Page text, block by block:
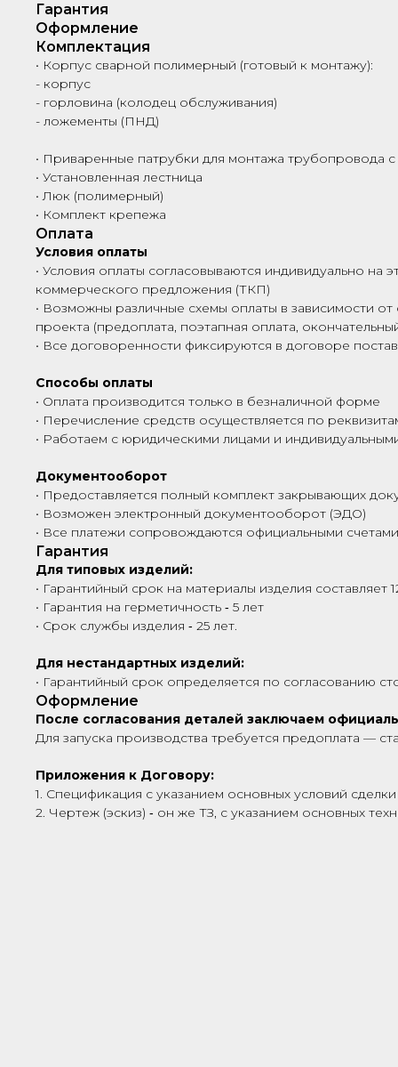
Гарантия
Оформление
Комплектация
• Корпус сварной полимерный (готовый к монтажу):
- корпус
- горловина (колодец обслуживания)
- ложементы (ПНД)
• Приваренные патрубки для монтажа трубопровода
• Установленная лестница
• Люк (полимерный)
• Комплект крепежа
Оплата
Условия оплаты
• Условия оплаты согласовываются индивидуально на
коммерческого предложения (ТКП)
• Возможны различные схемы оплаты в зависимости от
проекта (предоплата, поэтапная оплата,
• Все договоренности фиксируются в договоре
Способы оплаты
• Оплата производится только в безналичной форме
• Перечисление средств осуществляется по
• Работаем с юридическими лицами и
Документооборот
• Предоставляется полный комплект закрывающих
• Возможен электронный документооборот (ЭДО)
• Все платежи сопровождаются официальными
Гарантия
Для типовых изделий:
• Гарантийный срок на материалы изделия составляет
• Гарантия на герметичность ‑ 5 лет
• Срок службы изделия ‑ 25 лет.
Для нестандартных изделий:
• Гарантийный срок определяется по согласованию
Оформление
После согласования деталей заключаем
Для запуска производства требуется предоплата —
Приложения к Договору:
1. Спецификация с указанием основных условий
2. Чертеж (эскиз) ‑ он же ТЗ, с указанием основных